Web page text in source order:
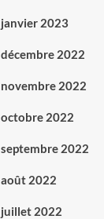
janvier 2023
décembre 2022
novembre 2022
octobre 2022
septembre 2022
août 2022
juillet 2022